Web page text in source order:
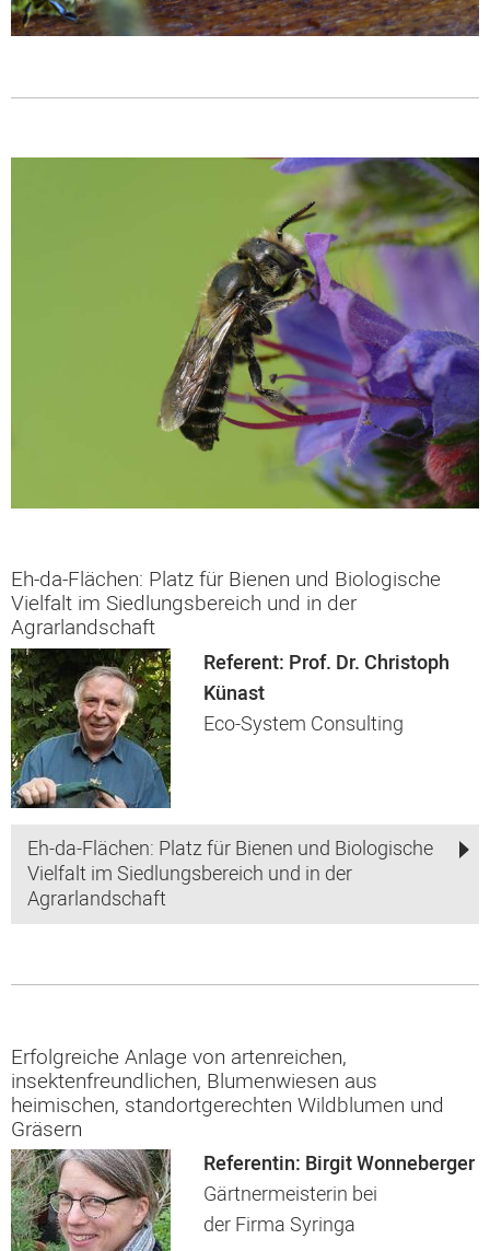
Eh-da-Flächen: Platz für Bienen und Biologische
Vielfalt im Siedlungsbereich und in der
Agrarlandschaft
Referent: Prof. Dr. Christoph
Künast
Eco-System Consulting
Eh-da-Flächen: Platz für Bienen und Biologische
Vielfalt im Siedlungsbereich und in der
Agrarlandschaft
Erfolgreiche Anlage von artenreichen,
insektenfreundlichen, Blumenwiesen aus
heimischen, standortgerechten Wildblumen und
Gräsern
Referentin: Birgit Wonneberger
Gärtnermeisterin bei
der Firma Syringa